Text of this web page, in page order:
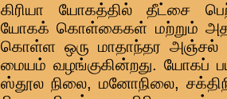
கிரியா யோகத்தில் தீட்சை
யோகக் கொள்கைகள் மற்றும் அதன்
கொள்ள ஒரு மாதாந்தர அஞ்சல்
மையம் வழங்குகின்றது. யோகப்
ஸ்தூல நிலை, மனோநிலை,